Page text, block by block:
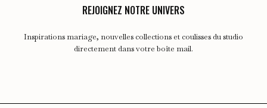
REJOIGNEZ NOTRE UNIVERS
Inspirations mariage, nouvelles collections et coulisses du studio
directement dans votre boîte mail.